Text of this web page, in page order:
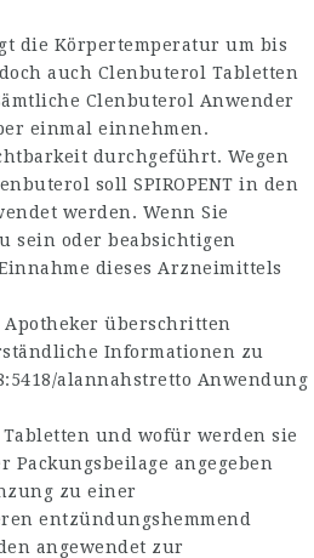
die Körpertemperatur um bis
auch Clenbuterol Tabletten
Clenbuterol Anwender
einmal einnehmen.
durchgeführt. Wegen
soll SPIROPENT in den
werden. Wenn Sie
sein oder beabsichtigen
dieses Arzneimittels
Apotheker überschritten
Informationen zu
alannahstretto Anwendung
Tabletten und wofür werden sie
angegeben
zu einer
entzündungshemmend
angewendet zur